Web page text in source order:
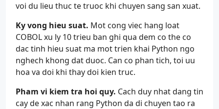
voi du lieu thuc te truoc khi chuyen sang san xuat.
Ky vong hieu suat. Mot cong viec hang loat
COBOL xu ly 10 trieu ban ghi qua dem co the co
dac tinh hieu suat ma mot trien khai Python ngo
nghech khong dat duoc. Can co phan tich, toi uu
hoa va doi khi thay doi kien truc.
Pham vi kiem tra hoi quy. Cach duy nhat dang tin
cay de xac nhan rang Python da di chuyen tao ra